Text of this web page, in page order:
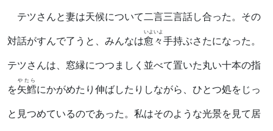
テツさんと妻は天候について二言三言話し合った。その
対話がすんで了うと、みんなは愈々
いよいよ
手持ぶさたになった。
テツさんは、窓縁につつましく並べて置いた丸い十本の指
を矢鱈
やたら
にかがめたり伸ばしたりしながら、ひとつ処をじっ
と見つめているのであった。私はそのような光景を見て居